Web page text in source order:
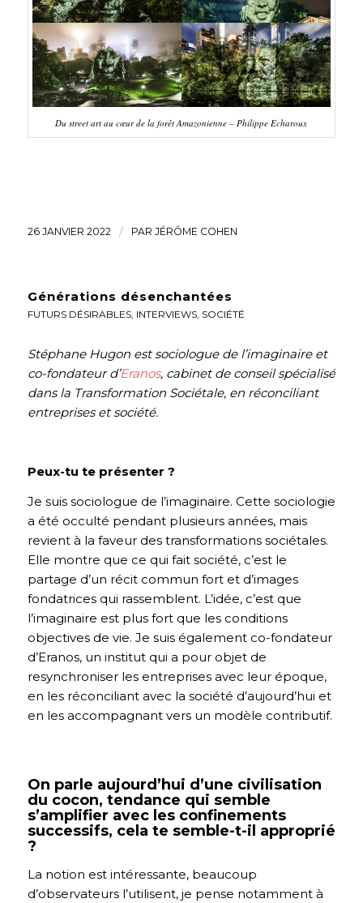
Du street art au cœur de la forêt Amazonienne – Philippe Echaroux
26 JANVIER 2022 / PAR JÉRÔME COHEN
Générations désenchantées
FUTURS DÉSIRABLES, INTERVIEWS, SOCIÉTÉ
Stéphane Hugon est sociologue de l’imaginaire et
co-fondateur d’Eranos, cabinet de conseil spécialisé
dans la Transformation Sociétale, en réconciliant
entreprises et société.
Peux-tu te présenter ?
Je suis sociologue de l’imaginaire. Cette sociologie
a été occulté pendant plusieurs années, mais
revient à la faveur des transformations sociétales.
Elle montre que ce qui fait société, c’est le
partage d’un récit commun fort et d’images
fondatrices qui rassemblent. L’idée, c’est que
l’imaginaire est plus fort que les conditions
objectives de vie. Je suis également co-fondateur
d’Eranos, un institut qui a pour objet de
resynchroniser les entreprises avec leur époque,
en les réconciliant avec la société d’aujourd’hui et
en les accompagnant vers un modèle contributif.
On parle aujourd’hui d’une civilisation
du cocon, tendance qui semble
s’amplifier avec les confinements
successifs, cela te semble-t-il approprié
?
La notion est intéressante, beaucoup
d’observateurs l’utilisent, je pense notamment à